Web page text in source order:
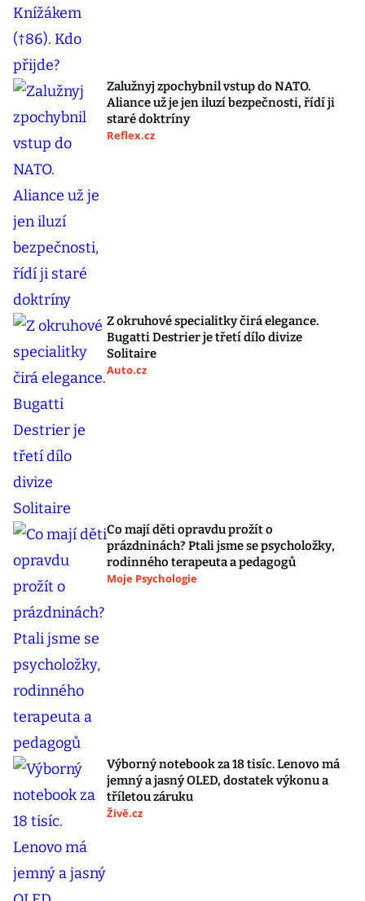
Zalužnyj zpochybnil vstup do NATO.
Aliance už je jen iluzí bezpečnosti, řídí ji
staré doktríny
Reflex.cz
Z okruhové specialitky čirá elegance.
Bugatti Destrier je třetí dílo divize
Solitaire
Auto.cz
Co mají děti opravdu prožít o
prázdninách? Ptali jsme se psycholožky,
rodinného terapeuta a pedagogů
Moje Psychologie
Výborný notebook za 18 tisíc. Lenovo má
jemný a jasný OLED, dostatek výkonu a
tříletou záruku
Živě.cz